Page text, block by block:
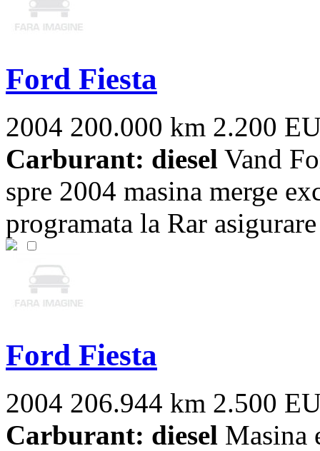
Ford Fiesta
2004 200.000 km 2.200
Carburant: diesel Vand
spre 2004 masina merge
programata la Rar
Ford Fiesta
2004 206.944 km 2.500
Carburant: diesel Masina